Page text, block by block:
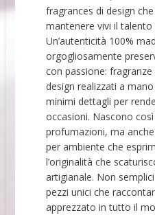
fragrances di design
mantenere vivi il talento
Un’autenticità 100%
orgogliosamente
con passione:
design realizzati a
minimi dettagli per
occasioni. Nascono
profumazioni, ma
per ambiente che
l’originalità che
artigianale. Non
pezzi unici che
apprezzato in tutto il